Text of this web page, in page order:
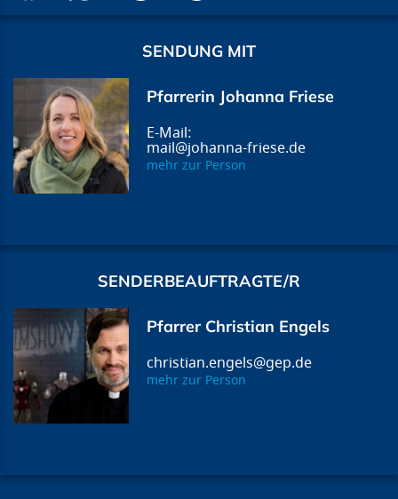
SENDUNG MIT
Pfarrerin Johanna Friese
mail@johanna-friese.de
mehr zur Person
SENDERBEAUFTRAGTE/R
Pfarrer Christian Engels
christian.engels@gep.de
mehr zur Person